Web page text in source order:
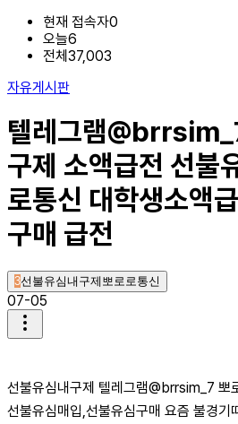
현재 접속자0
오늘6
전체37,003
자유게시판
텔레그램
구제 소액급전 선불
로통신 대학생소액
구매 급전
3선불유심내구제뽀로로통신
07-05
선불유심내구제 텔레그램@brrsim_7 뽀
선불유심매입,선불유심구매 요즘 불경기